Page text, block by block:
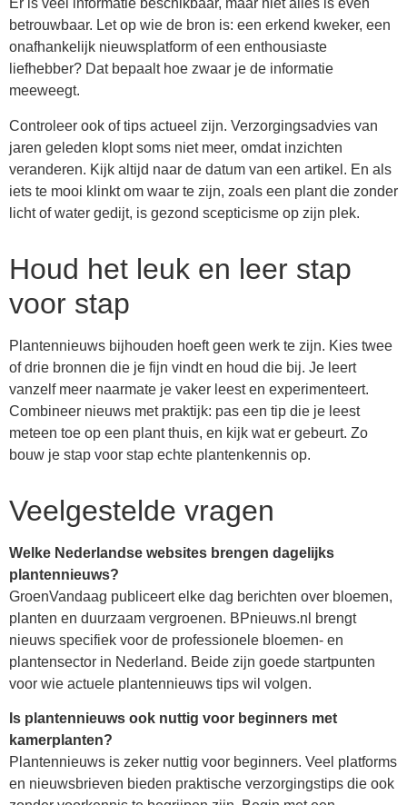
Er is veel informatie beschikbaar, maar niet alles is even
betrouwbaar. Let op wie de bron is: een erkend kweker, een
onafhankelijk nieuwsplatform of een enthousiaste
liefhebber? Dat bepaalt hoe zwaar je de informatie
meeweegt.
Controleer ook of tips actueel zijn. Verzorgingsadvies van
jaren geleden klopt soms niet meer, omdat inzichten
veranderen. Kijk altijd naar de datum van een artikel. En als
iets te mooi klinkt om waar te zijn, zoals een plant die zonder
licht of water gedijt, is gezond scepticisme op zijn plek.
Houd het leuk en leer stap
voor stap
Plantennieuws bijhouden hoeft geen werk te zijn. Kies twee
of drie bronnen die je fijn vindt en houd die bij. Je leert
vanzelf meer naarmate je vaker leest en experimenteert.
Combineer nieuws met praktijk: pas een tip die je leest
meteen toe op een plant thuis, en kijk wat er gebeurt. Zo
bouw je stap voor stap echte plantenkennis op.
Veelgestelde vragen
Welke Nederlandse websites brengen dagelijks
plantennieuws?
GroenVandaag publiceert elke dag berichten over bloemen,
planten en duurzaam vergroenen. BPnieuws.nl brengt
nieuws specifiek voor de professionele bloemen- en
plantensector in Nederland. Beide zijn goede startpunten
voor wie actuele plantennieuws tips wil volgen.
Is plantennieuws ook nuttig voor beginners met
kamerplanten?
Plantennieuws is zeker nuttig voor beginners. Veel platforms
en nieuwsbrieven bieden praktische verzorgingstips die ook